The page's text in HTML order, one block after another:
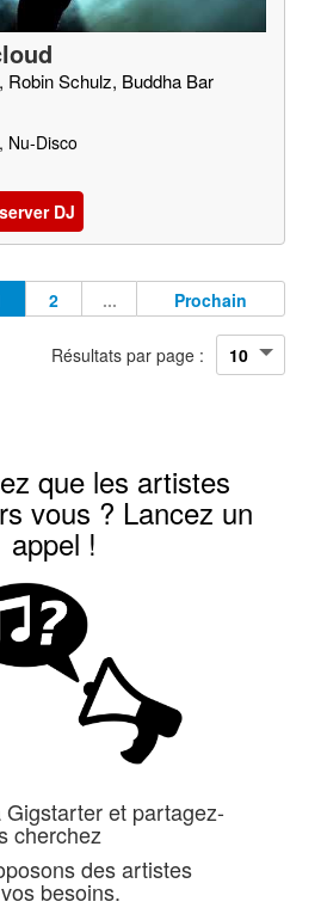
Robin Schulz, Buddha Bar
Nu-Disco
DJ
2 ... Prochain
Résultats par page :
que les artistes
vous ? Lancez un
appel !
Gigstarter et partagez-
cherchez
des artistes
besoins.